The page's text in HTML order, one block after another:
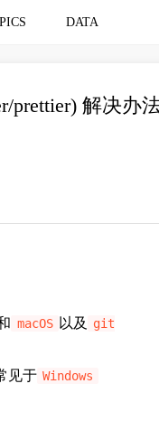
DATA
prettier) 解决办
macOS 以及
git
见于 Windows